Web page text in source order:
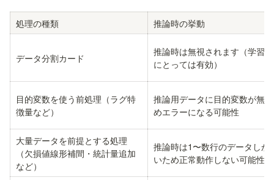
処理の種類 推論時の挙動
データ分割カード
推論時は無視されます（学習
にとっては有効）
目的変数を使う前処理（ラグ特
徴量など）
推論用データに目的変数が無
めエラーになる可能性
大量データを前提とする処理
（欠損値線形補間・統計量追加
など）
推論時は1〜数行のデータしか
いため正常動作しない可能性